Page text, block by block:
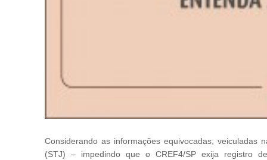
Considerando as informações equivocadas,
(STJ) – impedindo que o CREF4/SP exija registro